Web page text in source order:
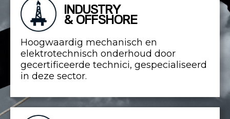
INDUSTRY
& OFFSHORE
Hoogwaardig mechanisch en
elektrotechnisch onderhoud door
gecertificeerde technici, gespecialiseerd
in deze sector.